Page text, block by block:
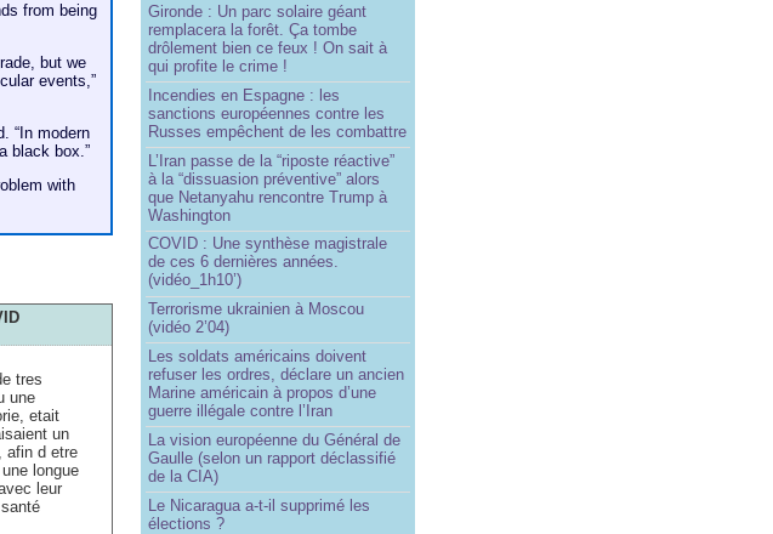
from being
but we
events,”
“In modern
black box.”
with
tres
une
etait
un
afin d etre
longue
leur
Gironde : Un parc solaire géant
remplacera la forêt. Ça tombe
drôlement bien ce feux ! On sait à
qui profite le crime !
Incendies en Espagne : les
sanctions européennes contre les
Russes empêchent de les combattre
L’Iran passe de la “riposte réactive”
à la “dissuasion préventive” alors
que Netanyahu rencontre Trump à
Washington
COVID : Une synthèse magistrale
de ces 6 dernières années.
(vidéo_1h10’)
Terrorisme ukrainien à Moscou
(vidéo 2’04)
Les soldats américains doivent
refuser les ordres, déclare un ancien
Marine américain à propos d’une
guerre illégale contre l’Iran
La vision européenne du Général de
Gaulle (selon un rapport déclassifié
de la CIA)
Le Nicaragua a-t-il supprimé les
élections ?